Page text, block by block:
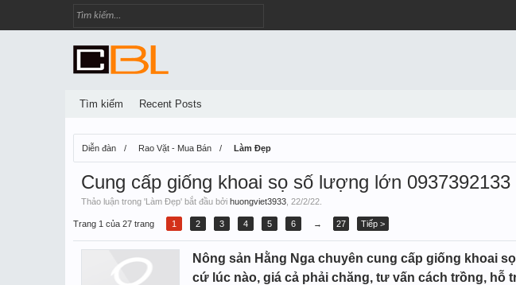
Diễn đàn Rao Vặt - Mua Bán Làm Đẹp
Cung cấp giống khoai sọ số lượng lớn 0937392133
Thảo luận trong 'Làm Đẹp' bắt đầu bởi huongviet3933 22/2/22
Trang 1 của 27 trang 1 2 3 4 5 6 → 27 Tiếp >
Nông sản Hằng Nga chuyên cung cấp giống khoai
cứ lúc nào, giá cả phải chăng, tư vấn cách trồng, hỗ
Tìm kiếm Recent Posts